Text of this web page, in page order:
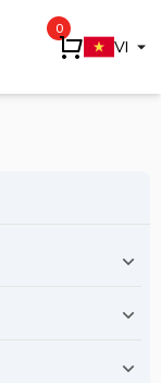
0
VI